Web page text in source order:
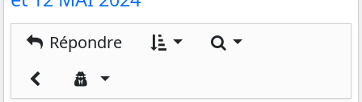
Répondre Rechercher